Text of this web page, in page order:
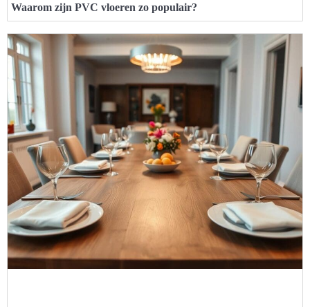
Waarom zijn PVC vloeren zo populair?